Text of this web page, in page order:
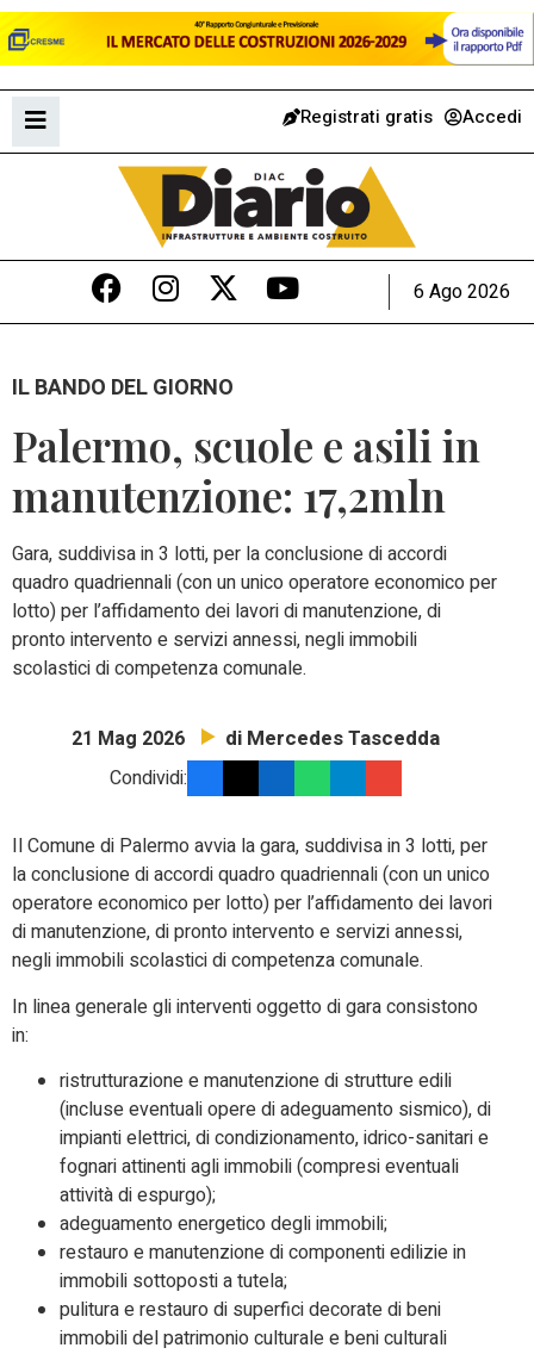
Registrati gratis Accedi
6 Ago 2026
IL BANDO DEL GIORNO
Palermo, scuole e asili in
manutenzione: 17,2mln
Gara, suddivisa in 3 lotti, per la conclusione di accordi
quadro quadriennali (con un unico operatore economico per
lotto) per l’affidamento dei lavori di manutenzione, di
pronto intervento e servizi annessi, negli immobili
scolastici di competenza comunale.
21 Mag 2026 di Mercedes Tascedda
Condividi:
Il Comune di Palermo avvia la gara, suddivisa in 3 lotti, per
la conclusione di accordi quadro quadriennali (con un unico
operatore economico per lotto) per l’affidamento dei lavori
di manutenzione, di pronto intervento e servizi annessi,
negli immobili scolastici di competenza comunale.
In linea generale gli interventi oggetto di gara consistono
in:
ristrutturazione e manutenzione di strutture edili
(incluse eventuali opere di adeguamento sismico), di
impianti elettrici, di condizionamento, idrico-sanitari e
fognari attinenti agli immobili (compresi eventuali
attività di espurgo);
adeguamento energetico degli immobili;
restauro e manutenzione di componenti edilizie in
immobili sottoposti a tutela;
pulitura e restauro di superfici decorate di beni
immobili del patrimonio culturale e beni culturali